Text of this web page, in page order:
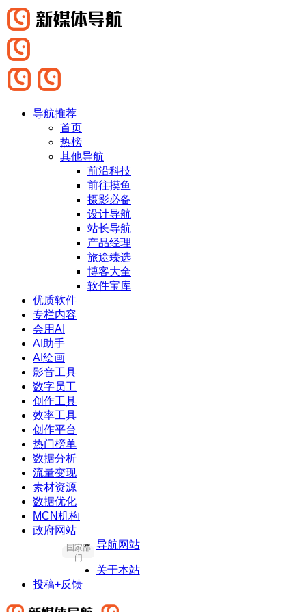
导航推荐
首页
热榜
其他导航
前沿科技
前往摸鱼
摄影必备
设计导航
站长导航
产品经理
旅途臻选
博客大全
软件宝库
优质软件
专栏内容
会用AI
AI助手
AI绘画
影音工具
数字员工
创作工具
效率工具
创作平台
热门榜单
数据分析
流量变现
素材资源
数据优化
MCN机构
政府网站
国家部
门
导航网站
关于本站
投稿+反馈